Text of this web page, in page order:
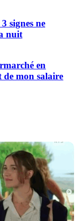
signes ne
nuit
en
de mon salaire